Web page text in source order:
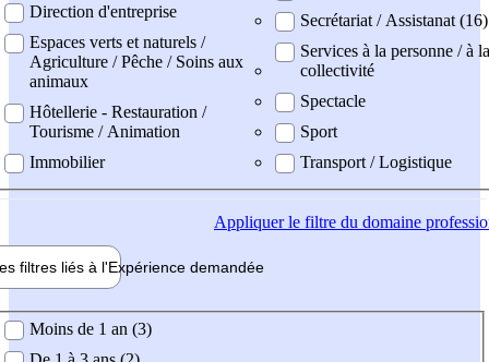
Direction d'entreprise
Espaces verts et naturels /
Agriculture / Pêche / Soins aux
animaux
Hôtellerie - Restauration /
Tourisme / Animation
Immobilier
Secrétariat / Assistanat (16)
Services à la personne / à la
collectivité
Spectacle
Sport
Transport / Logistique
Appliquerle filtre du domaine
filtres liés à l'Expérience demandée
demandée
Moins de 1 an (3)